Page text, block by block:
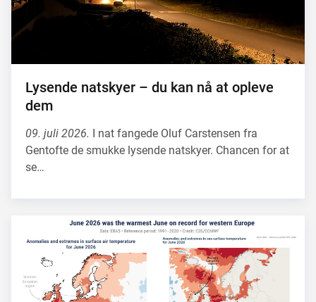
Lysende natskyer – du kan nå at opleve
dem
09. juli 2026. I nat fangede Oluf Carstensen fra
Gentofte de smukke lysende natskyer. Chancen for at
se…